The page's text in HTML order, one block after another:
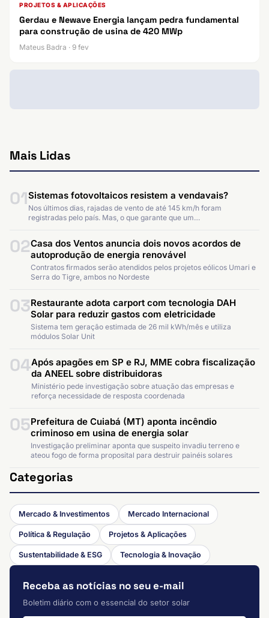
PROJETOS & APLICAÇÕES
Gerdau e Newave Energia lançam pedra fundamental
para construção de usina de 420 MWp
Mateus Badra · 9 fev
Mais Lidas
01Sistemas fotovoltaicos resistem a vendavais?
Nos últimos dias, rajadas de vento de até 145 km/h foram
registradas pelo país. Mas, o que garante que um…
02Casa dos Ventos anuncia dois novos acordos de
autoprodução de energia renovável
Contratos firmados serão atendidos pelos projetos eólicos Umari e
Serra do Tigre, ambos no Nordeste
03Restaurante adota carport com tecnologia DAH
Solar para reduzir gastos com eletricidade
Sistema tem geração estimada de 26 mil kWh/mês e utiliza
módulos Solar Unit
04Após apagões em SP e RJ, MME cobra fiscalização
da ANEEL sobre distribuidoras
Ministério pede investigação sobre atuação das empresas e
reforça necessidade de resposta coordenada
05Prefeitura de Cuiabá (MT) aponta incêndio
criminoso em usina de energia solar
Investigação preliminar aponta que suspeito invadiu terreno e
ateou fogo de forma proposital para destruir painéis solares
Categorias
Mercado & Investimentos Mercado Internacional
Política & Regulação Projetos & Aplicações
Sustentabilidade & ESG Tecnologia & Inovação
Receba as notícias no seu e-mail
Boletim diário com o essencial do setor solar